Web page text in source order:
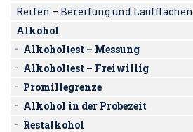
Reifen – Bereifung und Laufflächen
Alkohol
Alkoholtest – Messung
Alkoholtest – Freiwillig
Promillegrenze
Alkohol in der Probezeit
Restalkohol